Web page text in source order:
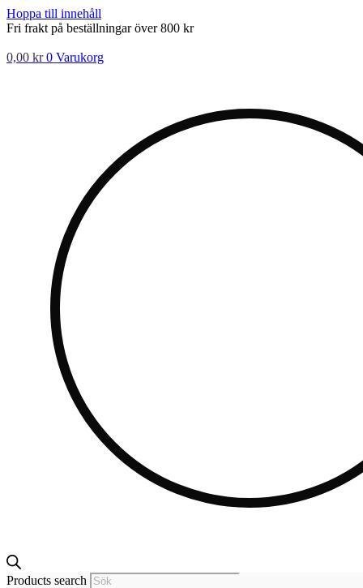
Hoppa till innehåll
Fri frakt på beställningar över 800 kr
0,00 kr 0 Varukorg
Products search